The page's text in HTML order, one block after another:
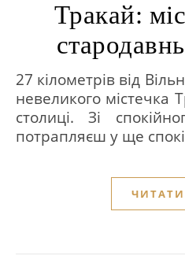
Тракай:
27 кілометрів від Вільнюса. Саме стільки до
невеликого містечка
столиці. Зі
потрапляєш у ще
ЧИТАТИ